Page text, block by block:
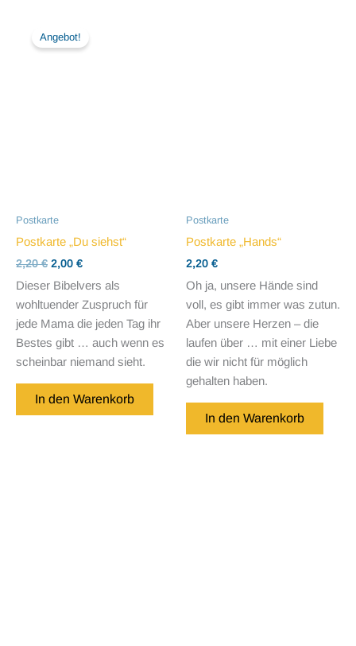
Angebot!
Postkarte
Postkarte „Du siehst“
2,20€ Ursprünglicher
war:
2,20 €
2,00 €Aktueller
ist:
2,00 €.
Dieser Bibelvers als
wohltuender Zuspruch für
jede Mama die jeden Tag ihr
Bestes gibt … auch wenn es
scheinbar niemand sieht.
In den Warenkorb
Postkarte
Postkarte „Hands“
2,20 €
Oh ja, unsere Hände sind
voll, es gibt immer was zutun.
Aber unsere Herzen – die
laufen über … mit einer Liebe
die wir nicht für möglich
gehalten haben.
In den Warenkorb